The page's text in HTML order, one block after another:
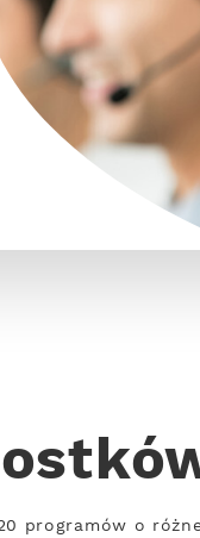
programów o